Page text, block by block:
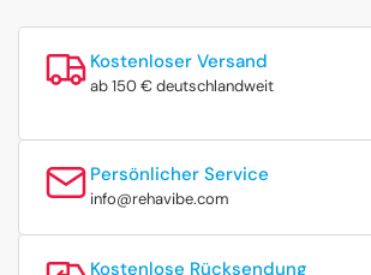
Kostenloser Versand
ab 150 € deutschlandweit
Persönlicher Service
info@rehavibe.com
Kostenlose Rücksendung